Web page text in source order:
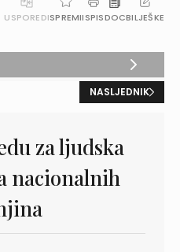
USPOREDISPREMIISPISDOCBILJEŠKE
NASLJEDNIK
za ljudska
nacionalnih